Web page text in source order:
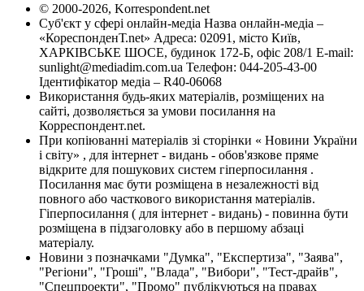
© 2000-2026, Korrespondent.net
Суб'єкт у сфері онлайн-медіа Назва онлайн-медіа –
«КореспонденТ.net» Адреса: 02091, місто Київ,
ХАРКІВСЬКЕ ШОСЕ, будинок 172-Б, офіс 208/1 E-mail:
sunlight@mediadim.com.ua Телефон: 044-205-43-00
Ідентифікатор медіа – R40-06068
Використання будь-яких матеріалів, розміщених на
сайті, дозволяється за умови посилання на
Корреспондент.net.
При копіюванні матеріалів зі сторінки « Новини України
і світу» , для інтернет - видань - обов'язкове пряме
відкрите для пошукових систем гіперпосилання .
Посилання має бути розміщена в незалежності від
повного або часткового використання матеріалів.
Гіперпосилання ( для інтернет - видань) - повинна бути
розміщена в підзаголовку або в першому абзаці
матеріалу.
Новини з позначками "Думка", "Експертиза", "Заява",
"Регіони", "Гроші", "Влада", "Вибори", "Тест-драйв",
"Спецпроекти", "Промо" публікуються на правах